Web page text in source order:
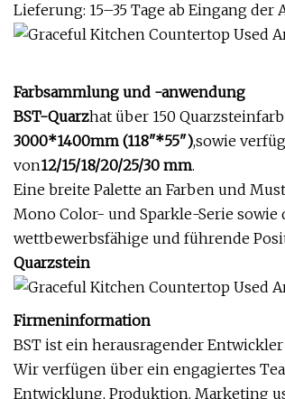
Lieferung: 15–35 Tage ab Eingang der
Farbsammlung und -anwendung
BST-Quarzhat über 150
3000*1400mm (118"*55"),sowie
von12/15/18/20/25/30 mm.
Eine breite Palette an Farben und
Mono Color- und Sparkle-Serie
wettbewerbsfähige und führende
Quarzstein
Firmeninformation
BST ist ein herausragender
Wir verfügen über ein engagiertes
Entwicklung, Produktion, Marketing